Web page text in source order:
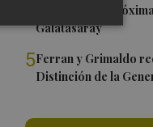
que jugará la
Galatasaray
5Ferran y Grimaldo
Distinción de la